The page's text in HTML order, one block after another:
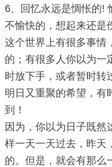
6、回忆永远是惆怅的!
不愉快的，想起来还是
这个世界上有很多事情
的；有很多人你以为一
时放下手，或者暂时转
明日又重聚的希望，有
到！
因为，你以为日子既然
样一天一天过去，昨天
的。但是，就会有那么